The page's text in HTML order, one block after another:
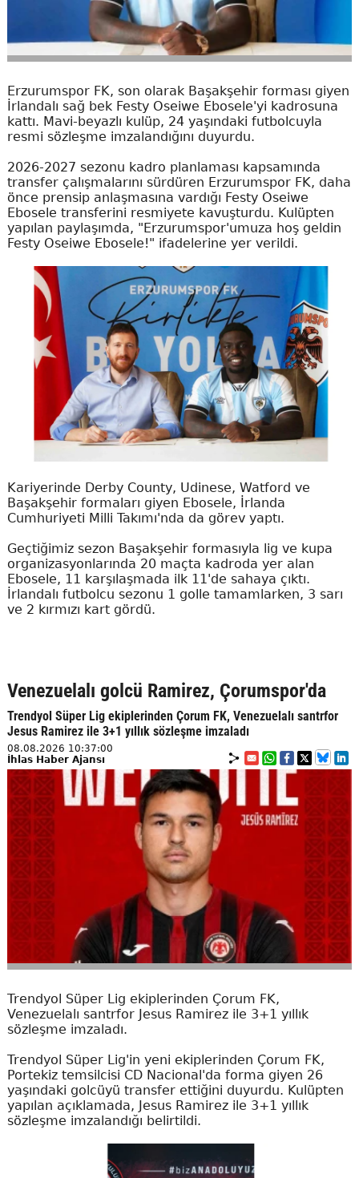
Erzurumspor FK, son olarak Başakşehir forması giyen
İrlandalı sağ bek Festy Oseiwe Ebosele'yi kadrosuna
kattı. Mavi-beyazlı kulüp, 24 yaşındaki futbolcuyla
resmi sözleşme imzalandığını duyurdu.
2026-2027 sezonu kadro planlaması kapsamında
transfer çalışmalarını sürdüren Erzurumspor FK, daha
önce prensip anlaşmasına vardığı Festy Oseiwe
Ebosele transferini resmiyete kavuşturdu. Kulüpten
yapılan paylaşımda, "Erzurumspor'umuza hoş geldin
Festy Oseiwe Ebosele!" ifadelerine yer verildi.
Kariyerinde Derby County, Udinese, Watford ve
Başakşehir formaları giyen Ebosele, İrlanda
Cumhuriyeti Milli Takımı'nda da görev yaptı.
Geçtiğimiz sezon Başakşehir formasıyla lig ve kupa
organizasyonlarında 20 maçta kadroda yer alan
Ebosele, 11 karşılaşmada ilk 11'de sahaya çıktı.
İrlandalı futbolcu sezonu 1 golle tamamlarken, 3 sarı
ve 2 kırmızı kart gördü.
Venezuelalı golcü Ramirez, Çorumspor'da
Trendyol Süper Lig ekiplerinden Çorum FK, Venezuelalı santrfor
Jesus Ramirez ile 3+1 yıllık sözleşme imzaladı
08.08.2026 10:37:00
İhlas Haber Ajansı
Trendyol Süper Lig ekiplerinden Çorum FK,
Venezuelalı santrfor Jesus Ramirez ile 3+1 yıllık
sözleşme imzaladı.
Trendyol Süper Lig'in yeni ekiplerinden Çorum FK,
Portekiz temsilcisi CD Nacional'da forma giyen 26
yaşındaki golcüyü transfer ettiğini duyurdu. Kulüpten
yapılan açıklamada, Jesus Ramirez ile 3+1 yıllık
sözleşme imzalandığı belirtildi.